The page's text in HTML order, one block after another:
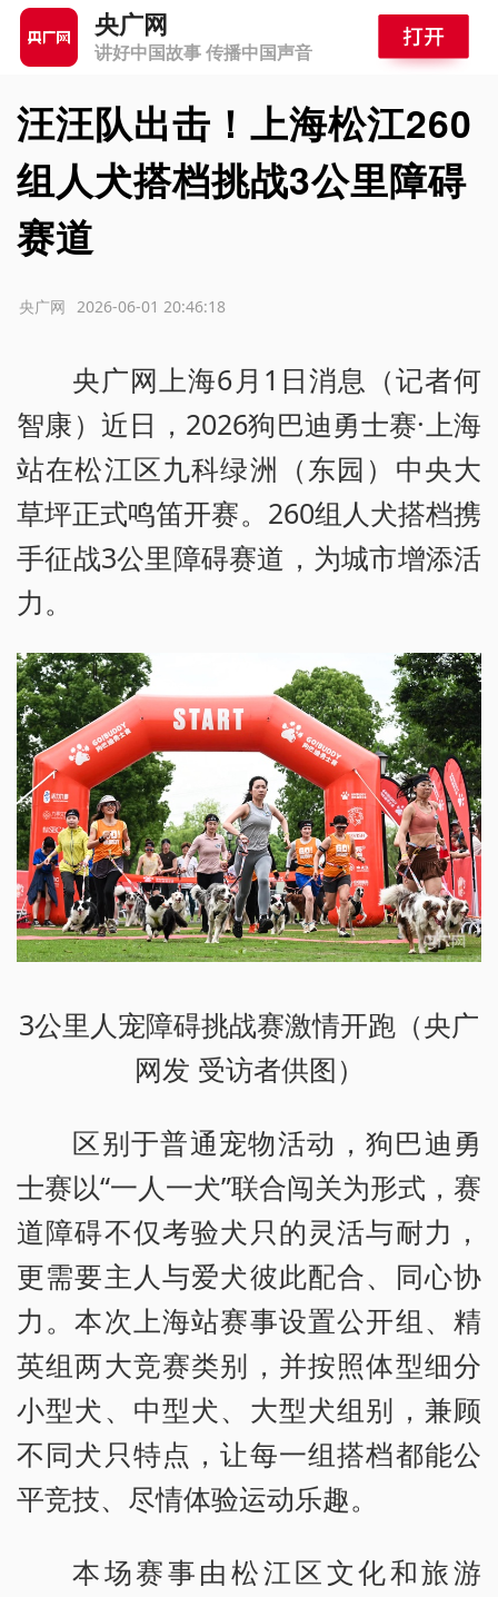
央广网
讲好中国故事 传播中国声音
汪汪队出击！上海松江260
组人犬搭档挑战3公里障碍
赛道
2026-06-01 20:46:18
央广网
央广网上海6月1日消息（记者何
智康）近日，2026狗巴迪勇士赛·上海
站在松江区九科绿洲（东园）中央大
草坪正式鸣笛开赛。260组人犬搭档携
手征战3公里障碍赛道，为城市增添活
力。
3公里人宠障碍挑战赛激情开跑（央广
网发 受访者供图）
区别于普通宠物活动，狗巴迪勇
士赛以“一人一犬”联合闯关为形式，赛
道障碍不仅考验犬只的灵活与耐力，
更需要主人与爱犬彼此配合、同心协
力。本次上海站赛事设置公开组、精
英组两大竞赛类别，并按照体型细分
小型犬、中型犬、大型犬组别，兼顾
不同犬只特点，让每一组搭档都能公
平竞技、尽情体验运动乐趣。
本场赛事由松江区文化和旅游